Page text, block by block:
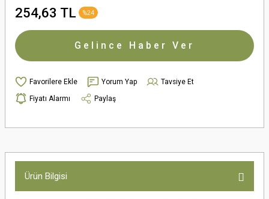
254,63 TL %24
Gelince Haber Ver
Yorum Yap
Tavsiye Et
Fiyatı Alarmı
Paylaş
Ürün Bilgisi